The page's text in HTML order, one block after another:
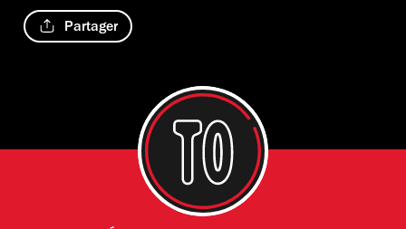
Partager